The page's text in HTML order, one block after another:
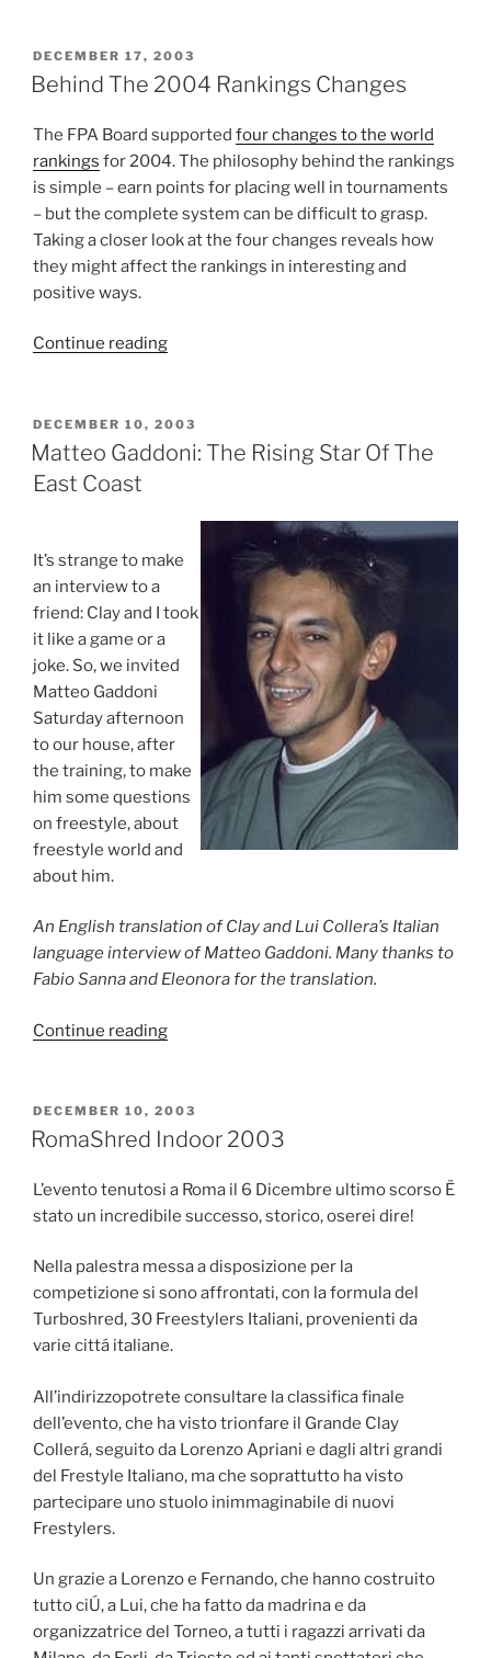
POSTED
ON
DECEMBER 17, 2003
Behind The 2004 Rankings Changes
The FPA Board supported four changes to the world
rankings for 2004. The philosophy behind the rankings
is simple – earn points for placing well in tournaments
– but the complete system can be difficult to grasp.
Taking a closer look at the four changes reveals how
they might affect the rankings in interesting and
positive ways.
Continue reading
Rankings
Changes”
POSTED
ON
DECEMBER 10, 2003
Matteo Gaddoni: The Rising Star Of The
East Coast
It’s strange to make
an interview to a
friend: Clay and I took
it like a game or a
joke. So, we invited
Matteo Gaddoni
Saturday afternoon
to our house, after
the training, to make
him some questions
on freestyle, about
freestyle world and
about him.
An English translation of Clay and Lui Collera’s Italian
language interview of Matteo Gaddoni. Many thanks to
Fabio Sanna and Eleonora for the translation.
Continue reading
Rising
Star
The
East
POSTED
ON
DECEMBER 10, 2003
RomaShred Indoor 2003
L’evento tenutosi a Roma il 6 Dicembre ultimo scorso Ë
stato un incredibile successo, storico, oserei dire!
Nella palestra messa a disposizione per la
competizione si sono affrontati, con la formula del
Turboshred, 30 Freestylers Italiani, provenienti da
varie cittá italiane.
All’indirizzopotrete consultare la classifica finale
dell’evento, che ha visto trionfare il Grande Clay
Collerá, seguito da Lorenzo Apriani e dagli altri grandi
del Frestyle Italiano, ma che soprattutto ha visto
partecipare uno stuolo inimmaginabile di nuovi
Frestylers.
Un grazie a Lorenzo e Fernando, che hanno costruito
tutto ciÚ, a Lui, che ha fatto da madrina e da
organizzatrice del Torneo, a tutti i ragazzi arrivati da